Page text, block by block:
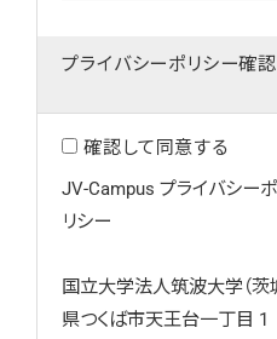
プライバシーポリシー確認
確認して同意する